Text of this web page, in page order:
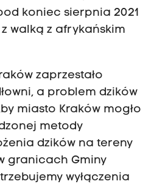
koniec sierpnia 2021
walką z afrykańskim
zaprzestało
a problem dzików
miasto Kraków mogło
metody
dzików na tereny
granicach Gminy
wyłączenia